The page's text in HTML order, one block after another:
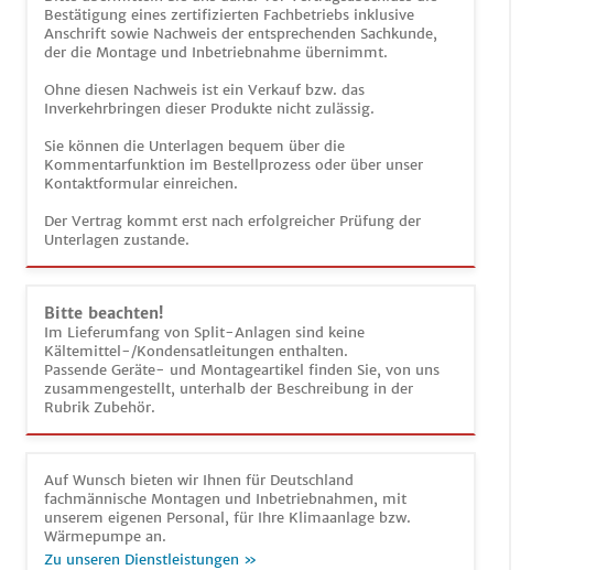
Bestätigung eines zertifizierten Fachbetriebs inklusive
Anschrift sowie Nachweis der entsprechenden Sachkunde,
der die Montage und Inbetriebnahme übernimmt.
Ohne diesen Nachweis ist ein Verkauf bzw. das
Inverkehrbringen dieser Produkte nicht zulässig.
Sie können die Unterlagen bequem über die
Kommentarfunktion im Bestellprozess oder über unser
Kontaktformular einreichen.
Der Vertrag kommt erst nach erfolgreicher Prüfung der
Unterlagen zustande.
Bitte beachten!
Im Lieferumfang von Split-Anlagen sind keine
Kältemittel-/Kondensatleitungen enthalten.
Passende Geräte- und Montageartikel finden Sie, von uns
zusammengestellt, unterhalb der Beschreibung in der
Rubrik Zubehör.
Auf Wunsch bieten wir Ihnen für Deutschland
fachmännische Montagen und Inbetriebnahmen, mit
unserem eigenen Personal, für Ihre Klimaanlage bzw.
Wärmepumpe an.
Zu unseren Dienstleistungen »